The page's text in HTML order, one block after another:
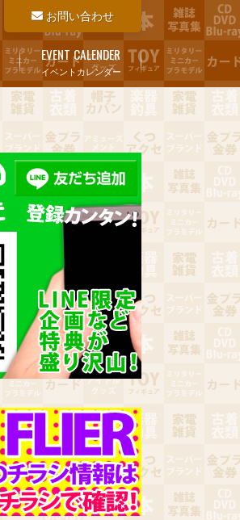
お問い合わせ
イベントカレンダー
EVENT CALENDER